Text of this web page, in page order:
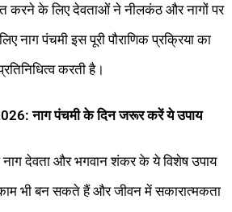
करने के लिए देवताओं ने नीलकंठ और नागों पर
नाग पंचमी इस पूरी पौराणिक प्रक्रिया का
करती है।
नाग पंचमी के दिन जरूर करें ये उपाय
देवता और भगवान शंकर के ये विशेष उपाय
भी बन सकते हैं और जीवन में सकारात्मकता